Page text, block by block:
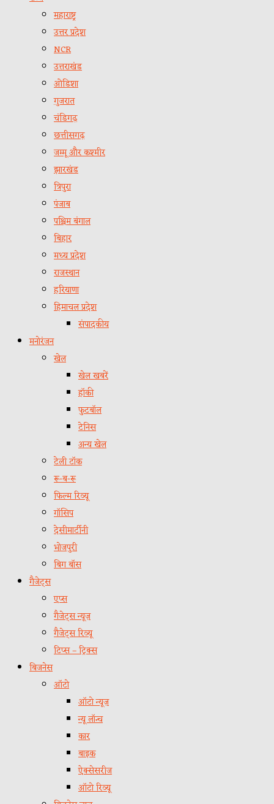
महाराष्ट्र
उत्तर प्रदेश
NCR
उत्तराखंड
ओडिशा
गुजरात
चंडिगढ़
छत्तीसगढ़
जम्मू और कश्मीर
झारखंड
त्रिपुरा
पंजाब
पश्चिम बंगाल
बिहार
मध्य प्रदेश
राजस्थान
हरियाणा
हिमाचल प्रदेश
संपादकीय
मनोरंजन
खेल
खेल खबरें
हॉकी
फुटबॉल
टेनिस
अन्य खेल
टेली टॉक
रू-ब-रू
फिल्म रिव्यू
गॉसिप
देसीमार्टीनी
भोजपुरी
बिग बॉस
गैजेट्स
एप्स
गैजेट्स न्यूज़
गैजेट्स रिव्यू
टिप्स – ट्रिक्स
बिजनेस
ऑटो
ऑटो न्यूज़
न्यू लॉन्च
कार
बाइक
ऐक्सेसरीज
ऑटो रिव्यू